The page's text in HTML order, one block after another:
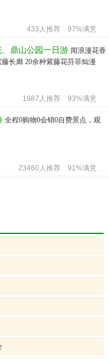
433人推荐 97%满意
、鼎山公园一日游 闻浪漫花香
游七彩公园，全国独有2000米紫藤长廊 20余种紫藤花芬菲灿漫
1987人推荐 93%满意
全程0购物0会销0自费景点，观
23460人推荐 91%满意